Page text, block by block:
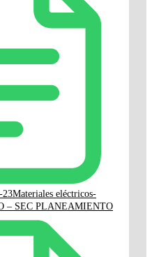
eléctricos-
– SEC PLANEAMIENTO